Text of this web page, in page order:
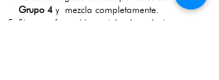
Grupo 4 y mezcla completamente.
Sirve en frasco(s) y rotula el producto